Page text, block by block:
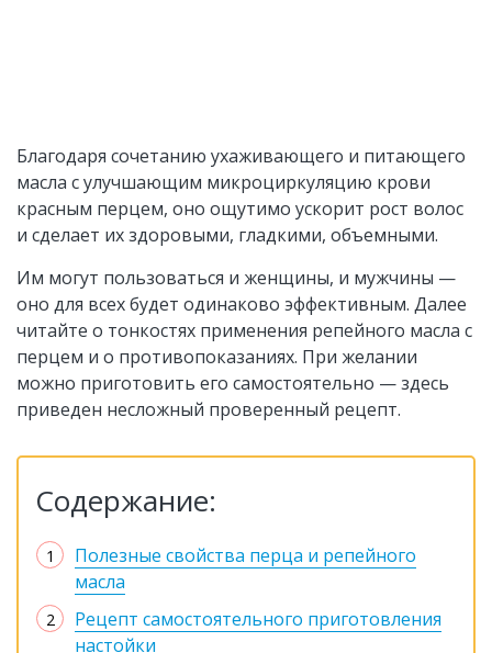
Благодаря сочетанию ухаживающего и питающего
масла с улучшающим микроциркуляцию крови
красным перцем, оно ощутимо ускорит рост волос
и сделает их здоровыми, гладкими, объемными.
Им могут пользоваться и женщины, и мужчины —
оно для всех будет одинаково эффективным. Далее
читайте о тонкостях применения репейного масла с
перцем и о противопоказаниях. При желании
можно приготовить его самостоятельно — здесь
приведен несложный проверенный рецепт.
Содержание:
Полезные свойства перца и репейного
масла
Рецепт самостоятельного приготовления
настойки